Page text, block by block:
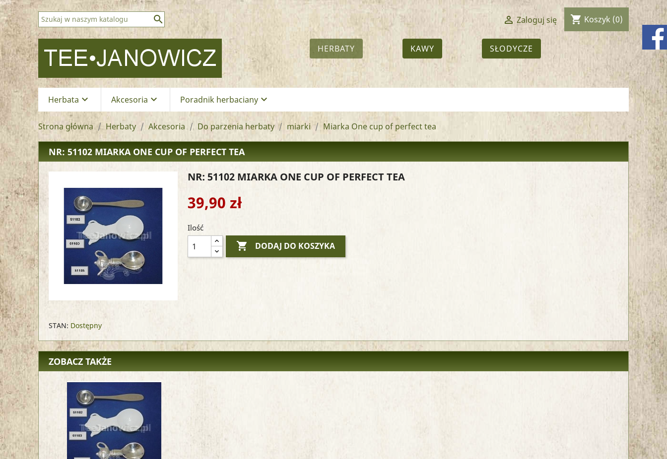
  Zaloguj się shopping_cart Koszyk (0)
HERBATY KAWY SŁODYCZE
Herbata keyboard_arrow_down Akcesoria keyboard_arrow_down Poradnik herbaciany keyboard_arrow_down
Strona główna Herbaty Akcesoria Do parzenia herbaty miarki Miarka One cup of perfect tea
NR: 51102 MIARKA ONE CUP OF PERFECT TEA
STAN: Dostępny
NR: 51102 MIARKA ONE CUP OF PERFECT TEA
39,90 zł
Ilość
 DODAJ DO KOSZYKA
ZOBACZ TAKŻE